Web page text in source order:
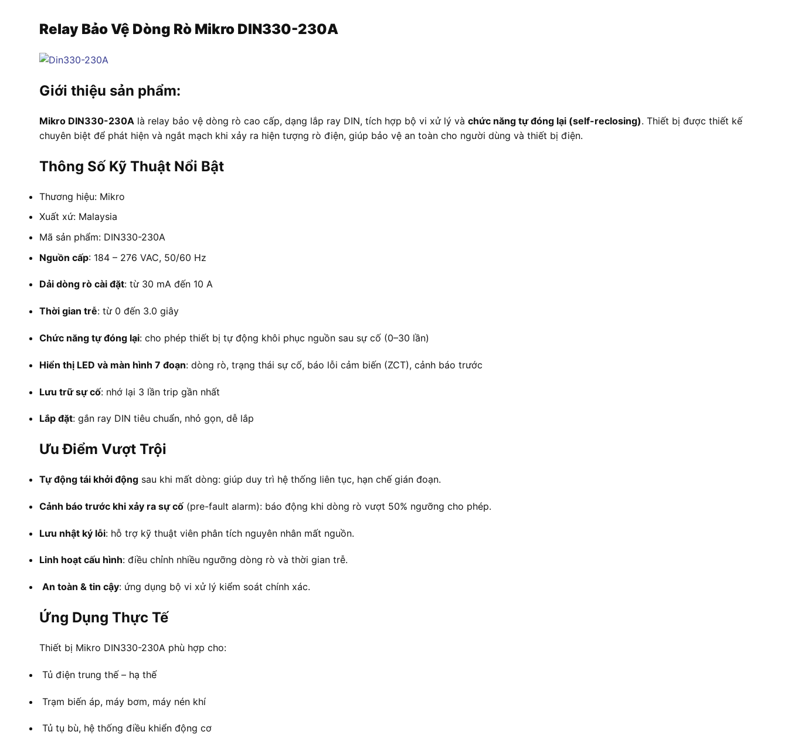
Relay Bảo Vệ Dòng Rò Mikro DIN330-230A
Giới thiệu sản phẩm:
Mikro DIN330-230A là relay bảo vệ dòng rò cao cấp, dạng lắp ray DIN, tích hợp bộ vi xử lý và chức năng tự đóng lại (self-reclosing). Thiết bị được thiết kế
chuyên biệt để phát hiện và ngắt mạch khi xảy ra hiện tượng rò điện, giúp bảo vệ an toàn cho người dùng và thiết bị điện.
Thông Số Kỹ Thuật Nổi Bật
Thương hiệu: Mikro
Xuất xứ: Malaysia
Mã sản phẩm: DIN330-230A
Nguồn cấp: 184 – 276 VAC, 50/60 Hz
Dải dòng rò cài đặt: từ 30 mA đến 10 A
Thời gian trễ: từ 0 đến 3.0 giây
Chức năng tự đóng lại: cho phép thiết bị tự động khôi phục nguồn sau sự cố (0–30 lần)
Hiển thị LED và màn hình 7 đoạn: dòng rò, trạng thái sự cố, báo lỗi cảm biến (ZCT), cảnh báo trước
Lưu trữ sự cố: nhớ lại 3 lần trip gần nhất
Lắp đặt: gắn ray DIN tiêu chuẩn, nhỏ gọn, dễ lắp
Ưu Điểm Vượt Trội
Tự động tái khởi động sau khi mất dòng: giúp duy trì hệ thống liên tục, hạn chế gián đoạn.
Cảnh báo trước khi xảy ra sự cố(pre-fault alarm): báo động khi dòng rò vượt 50% ngưỡng cho phép.
Lưu nhật ký lỗi: hỗ trợ kỹ thuật viên phân tích nguyên nhân mất nguồn.
Linh hoạt cấu hình: điều chỉnh nhiều ngưỡng dòng rò và thời gian trễ.
An toàn & tin cậy: ứng dụng bộ vi xử lý kiểm soát chính xác.
Ứng Dụng Thực Tế
Thiết bị Mikro DIN330-230A phù hợp cho:
Tủ điện trung thế – hạ thế
Trạm biến áp, máy bơm, máy nén khí
Tủ tụ bù, hệ thống điều khiển động cơ